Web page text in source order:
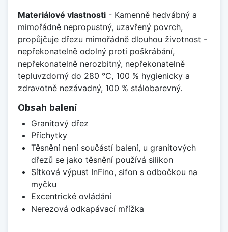
Materiálové vlastnosti - Kamenně hedvábný a
mimořádně nepropustný, uzavřený povrch,
propůjčuje dřezu mimořádně dlouhou životnost -
nepřekonatelně odolný proti poškrábání,
nepřekonatelně nerozbitný, nepřekonatelně
tepluvzdorný do 280 °C, 100 % hygienicky a
zdravotně nezávadný, 100 % stálobarevný.
Obsah balení
Granitový dřez
Příchytky
Těsnění není součástí balení, u granitových
dřezů se jako těsnění používá silikon
Sítková výpust InFino, sifon s odbočkou na
myčku
Excentrické ovládání
Nerezová odkapávací mřížka